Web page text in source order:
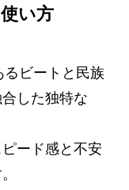
い方
るビートと民族
した独特な
ード感と不安